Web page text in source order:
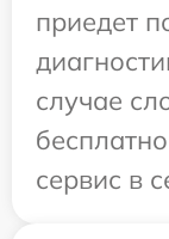
приедет
случае
сервис в